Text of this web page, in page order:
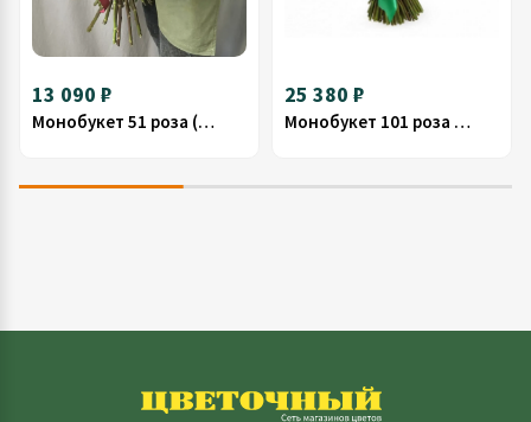
13 090 ₽
Монобукет 51 роза (бордо) 70см
25 380 ₽
Монобукет 101 роза (микс) 70см